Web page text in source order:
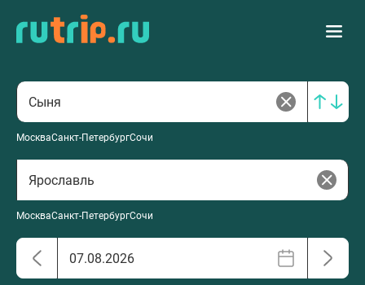
МоскваСанкт-ПетербургСочи
МоскваСанкт-ПетербургСочи